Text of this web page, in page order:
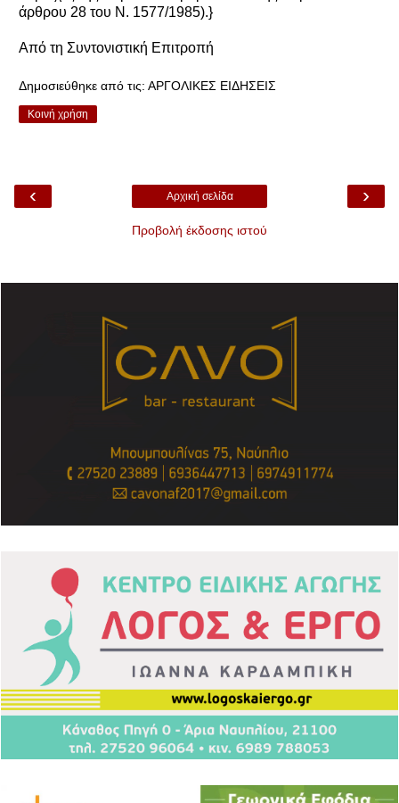
άρθρου 28 του Ν. 1577/1985).}
Από τη Συντονιστική Επιτροπή
Δημοσιεύθηκε από τις: ΑΡΓΟΛΙΚΕΣ ΕΙΔΗΣΕΙΣ
Κοινή χρήση
‹ ›
Αρχική σελίδα
Προβολή έκδοσης ιστού